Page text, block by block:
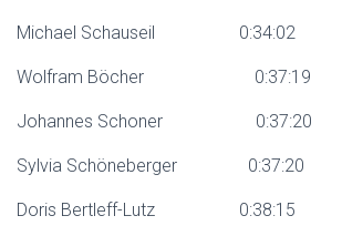
Michael Schauseil 0:34:02
Wolfram Böcher 0:37:19
Johannes Schoner 0:37:20
Sylvia Schöneberger 0:37:20
Doris Bertleff-Lutz 0:38:15